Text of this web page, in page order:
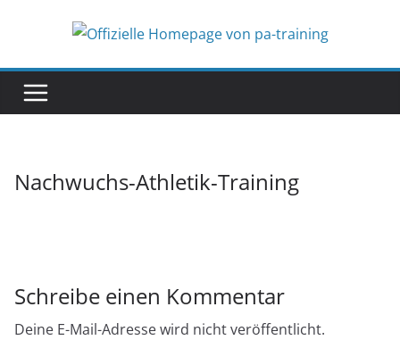
Nachwuchs-Athletik-Training
Schreibe einen Kommentar
Deine E-Mail-Adresse wird nicht veröffentlicht.